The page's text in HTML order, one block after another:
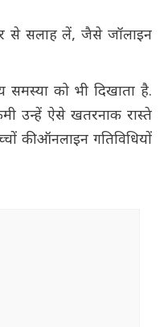
से सलाह लें, जैसे जॉलाइन
समस्या को भी दिखाता है.
उन्हें ऐसे खतरनाक रास्ते
की ऑनलाइन गतिविधियों